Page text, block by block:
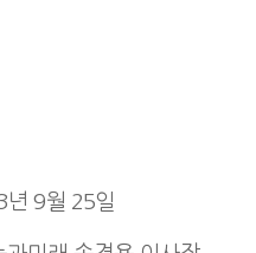
년 9월 25일